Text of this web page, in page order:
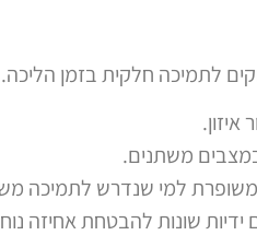
לתמיכה חלקית בזמן הליכה.
משתנים.
למי שנדרש לתמיכה
ידיות שונות להבטחת אחיזה